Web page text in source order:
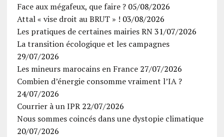
Face aux mégafeux, que faire ? 05/08/2026
Attal « vise droit au BRUT » ! 03/08/2026
Les pratiques de certaines mairies RN 31/07/2026
La transition écologique et les campagnes
29/07/2026
Les mineurs marocains en France 27/07/2026
Combien d’énergie consomme vraiment l’IA ?
24/07/2026
Courrier à un IPR 22/07/2026
Nous sommes coincés dans une dystopie climatique
20/07/2026